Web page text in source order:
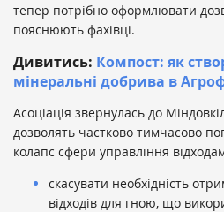
тепер потрібно оформлювати
пояснюють фахівці.
Дивитись: Компост: як
мінеральні добрива в
Асоціація звернулась до
дозволять частково тимчасово
колапс сфери управління
скасувати необхідність
відходів для гною, що